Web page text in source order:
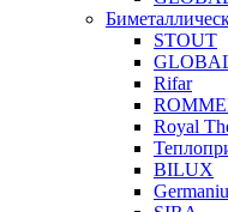
STOUT
Rifar
Royal
BILUX